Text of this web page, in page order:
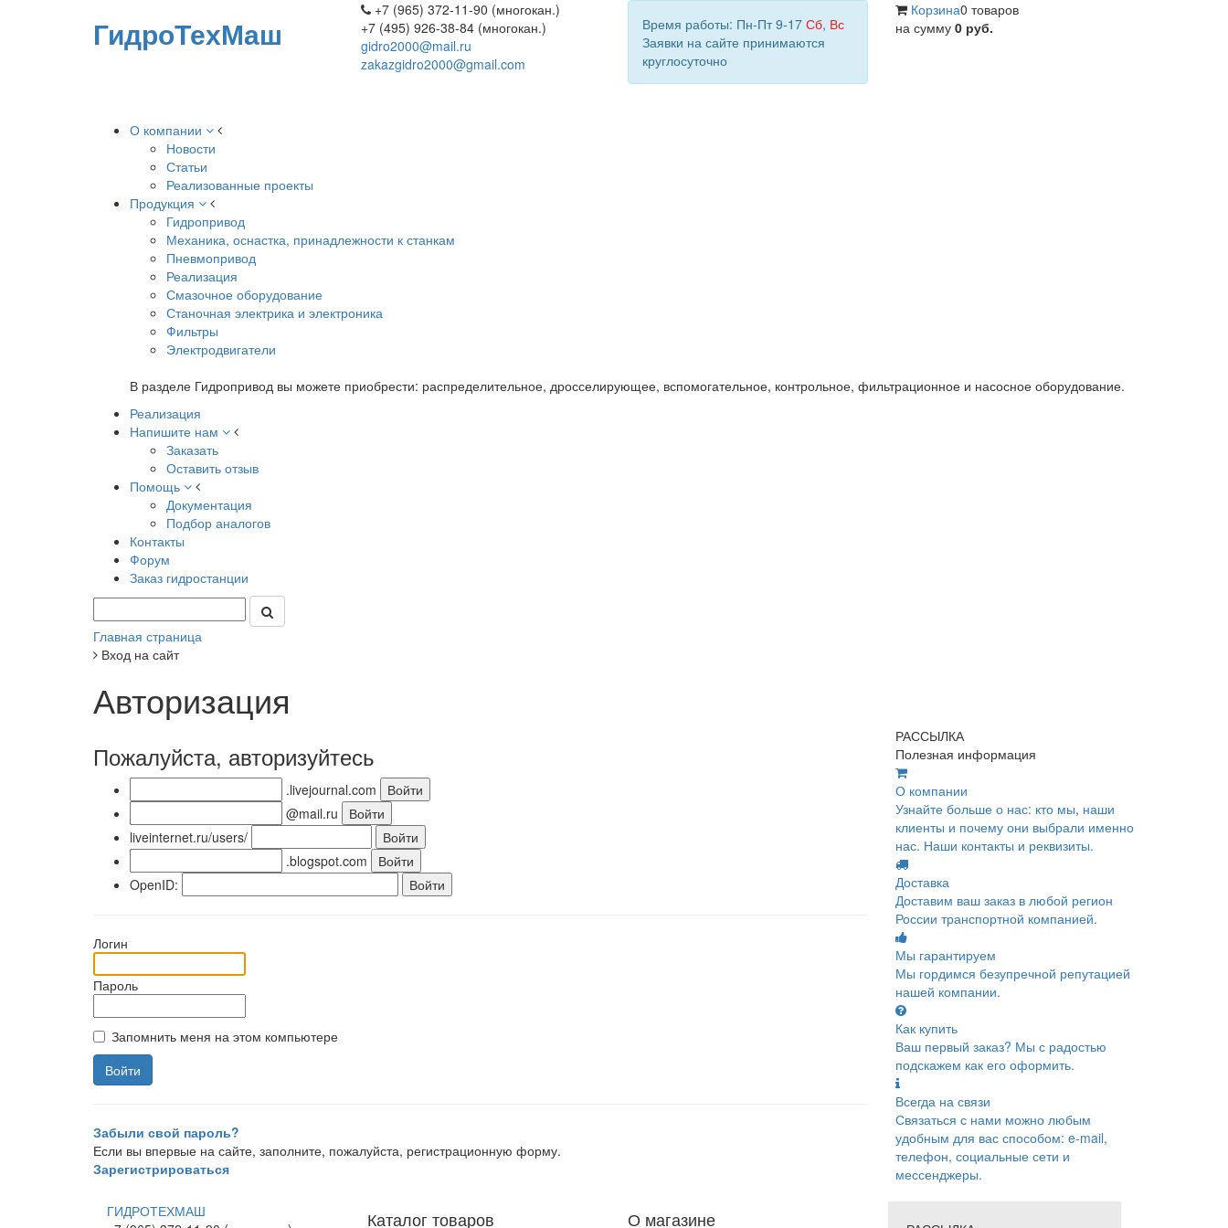
ГидроТехМаш
+7 (965) 372-11-90 (многокан.)
+7 (495) 926-38-84 (многокан.)
gidro2000@mail.ru
zakazgidro2000@gmail.com
Время работы: Пн-Пт 9-17 Сб, Вс
Заявки на сайте принимаются
круглосуточно
Корзина0 товаров
на сумму 0 руб.
О компании
Новости
Статьи
Реализованные проекты
Продукция
Гидропривод
Механика, оснастка, принадлежности к станкам
Пневмопривод
Реализация
Смазочное оборудование
Станочная электрика и электроника
Фильтры
Электродвигатели
В разделе Гидропривод вы можете приобрести: распределительное, дросселирующее, вспомогательное, контрольное, фильтрационное и насосное оборудование.
Реализация
Напишите нам
Заказать
Оставить отзыв
Помощь
Документация
Подбор аналогов
Контакты
Форум
Заказ гидростанции
Главная страница
Вход на сайт
Авторизация
Пожалуйста, авторизуйтесь
.livejournal.com
@mail.ru
liveinternet.ru/users/
.blogspot.com
OpenID:
Логин
Пароль
Запомнить меня на этом компьютере
Забыли свой пароль?
Если вы впервые на сайте, заполните, пожалуйста, регистрационную форму.
Зарегистрироваться
РАССЫЛКА
Полезная информация
О компании
Узнайте больше о нас: кто мы, наши
клиенты и почему они выбрали именно
нас. Наши контакты и реквизиты.
Доставка
Доставим ваш заказ в любой регион
России транспортной компанией.
Мы гарантируем
Мы гордимся безупречной репутацией
нашей компании.
Как купить
Ваш первый заказ? Мы с радостью
подскажем как его оформить.
Всегда на связи
Связаться с нами можно любым
удобным для вас способом: e-mail,
телефон, социальные сети и
мессенджеры.
О магазине
Каталог товаров
ГИДРОТЕХМАШ